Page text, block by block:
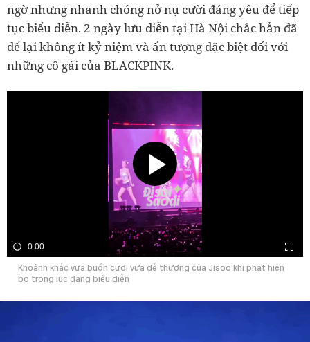
ngờ nhưng nhanh chóng nở nụ cười đáng yêu để tiếp
tục biểu diễn. 2 ngày lưu diễn tại Hà Nội chắc hẳn đã
để lại không ít kỷ niệm và ấn tượng đặc biệt đối với
những cô gái của BLACKPINK.
0:00
Khoảnh khắc vừa buồn cười vừa dễ thương của Jisoo khi phát hiện
bọ trong lúc đang biểu diễn